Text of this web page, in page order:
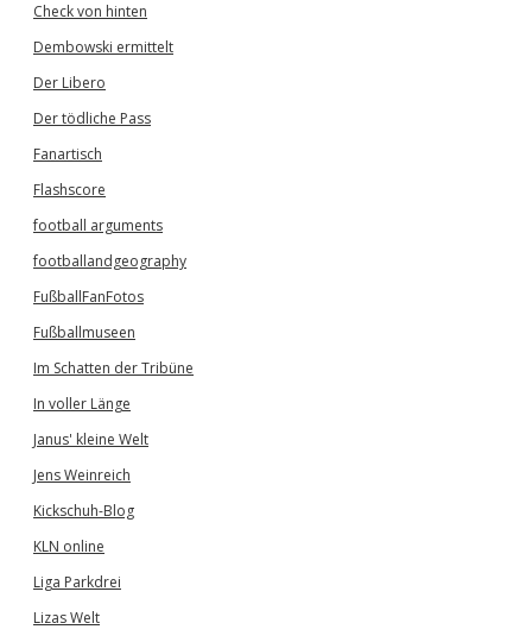
Check von hinten
Dembowski ermittelt
Der Libero
Der tödliche Pass
Fanartisch
Flashscore
football arguments
footballandgeography
FußballFanFotos
Fußballmuseen
Im Schatten der Tribüne
In voller Länge
Janus' kleine Welt
Jens Weinreich
Kickschuh-Blog
KLN online
Liga Parkdrei
Lizas Welt